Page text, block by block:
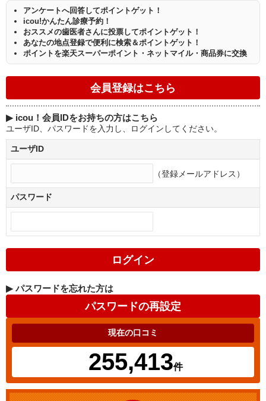
アンケートへ回答してポイントゲット！
icou!かんたん診療予約！
おススメの歯医者さんに投票してポイントゲット！
あなたの地点登録で便利に検索＆ポイントゲット！
ポイントを楽天スーパーポイント・ネットマイル・商品券に交換
▶ icou！会員IDをお持ちの方はこちら
ユーザID、パスワードを入力し、ログインしてください。
ユーザID
（登録メールアドレス）
パスワード
▶ パスワードを忘れた方は
現在の口コミ
255,413件